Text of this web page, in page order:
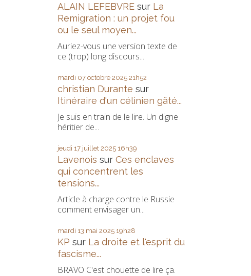
ALAIN LEFEBVRE sur La
Remigration : un projet fou
ou le seul moyen...
Auriez-vous une version texte de
ce (trop) long discours...
mardi 07 octobre 2025 21h52
christian Durante sur
Itinéraire d'un célinien gâté...
Je suis en train de le lire. Un digne
héritier de...
jeudi 17 juillet 2025 16h39
Lavenois sur Ces enclaves
qui concentrent les
tensions...
Article à charge contre le Russie
comment envisager un...
mardi 13 mai 2025 19h28
KP sur La droite et l'esprit du
fascisme...
BRAVO C'est chouette de lire ça.